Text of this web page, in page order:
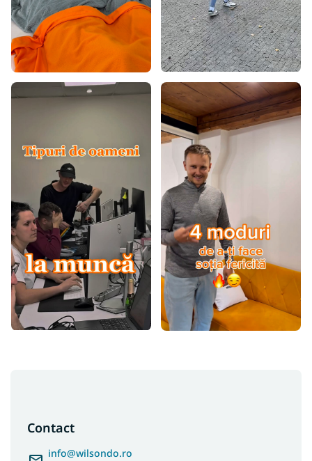
Contact
info@wilsondo.ro